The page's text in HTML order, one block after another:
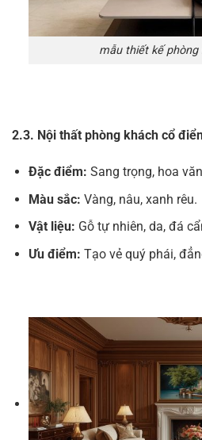
mẫu thiết kế phòng
2.3. Nội thất phòng khách cổ
Đặc điểm: Sang trọng, hoa
Màu sắc: Vàng, nâu, xanh rêu.
Vật liệu: Gỗ tự nhiên, da, đá
Ưu điểm: Tạo vẻ quý phái,